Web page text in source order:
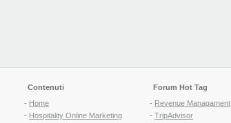
Contenuti
- Home
- Hospitality Online Marketing
Forum Hot Tag
- Revenue Managament
- TripAdvisor